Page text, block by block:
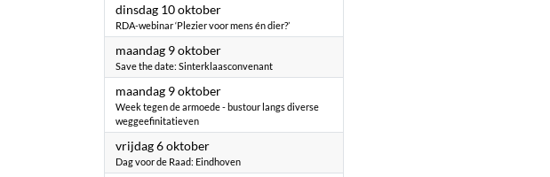
dinsdag 10 oktober2023
RDA-webinar ‘Plezier voor mens én dier?’
maandag 9 oktober2023
Save the date: Sinterklaasconvenant
maandag 9 oktober2023
Week tegen de armoede - bustour langs diverse
weggeefinitatieven
vrijdag 6 oktober2023
Dag voor de Raad: Eindhoven